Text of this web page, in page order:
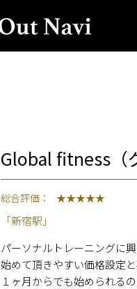
Global fitness（
総合評価： ★★★★★
「新宿駅」
パーソナルトレーニングに
始めて頂きやすい価格設定
１ヶ月からでも始められる